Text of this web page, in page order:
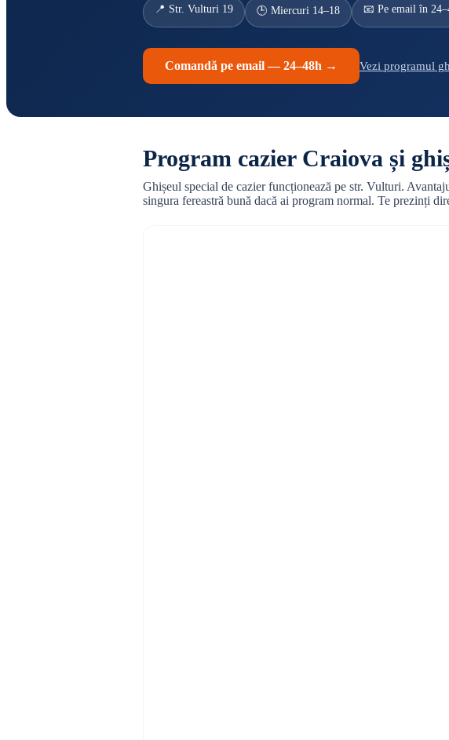
📍 Str. Vulturi 19 🕒 Miercuri 14–18 📧 Pe email în
Comandă pe email — 24–48h → Vezi programul
Program cazier Craiova și
Ghișeul special de cazier funcționează pe str. Vulturi.
singura fereastră bună dacă ai program normal. Te prezinți